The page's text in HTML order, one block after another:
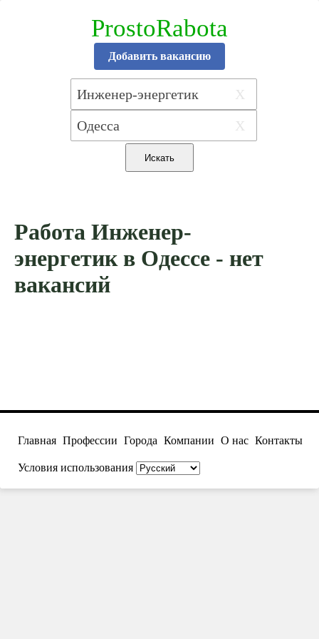
ProstoRabota
Добавить вакансию
X
X
Работа Инженер-
энергетик в Одессе - нет
вакансий
Главная Профессии Города Компании О нас Контакты
Условия использования